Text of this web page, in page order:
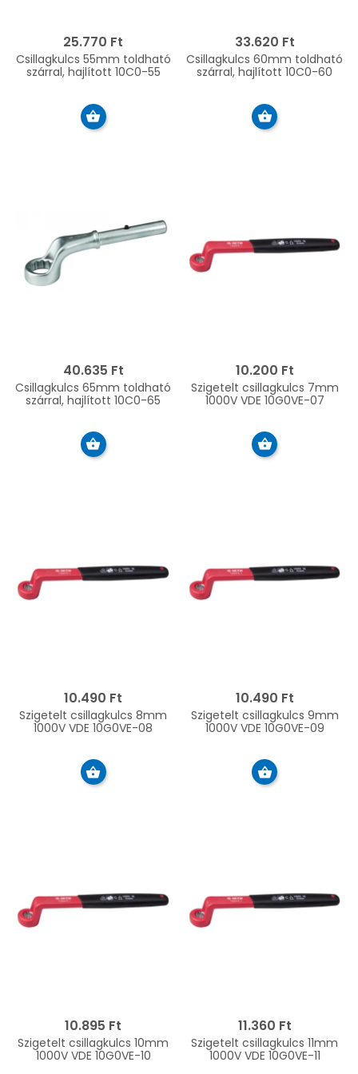
25.770 Ft
Csillagkulcs 55mm toldható
szárral, hajlított 10C0-55
33.620 Ft
Csillagkulcs 60mm toldható
szárral, hajlított 10C0-60
40.635 Ft
Csillagkulcs 65mm toldható
szárral, hajlított 10C0-65
10.200 Ft
Szigetelt csillagkulcs 7mm
1000V VDE 10G0VE-07
10.490 Ft
Szigetelt csillagkulcs 8mm
1000V VDE 10G0VE-08
10.490 Ft
Szigetelt csillagkulcs 9mm
1000V VDE 10G0VE-09
10.895 Ft
Szigetelt csillagkulcs 10mm
1000V VDE 10G0VE-10
11.360 Ft
Szigetelt csillagkulcs 11mm
1000V VDE 10G0VE-11